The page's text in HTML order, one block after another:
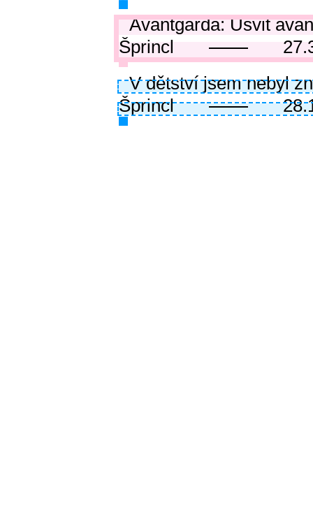
Avantgarda: Úsvit
Šprincl
V dětství jsem nebyl
Šprincl